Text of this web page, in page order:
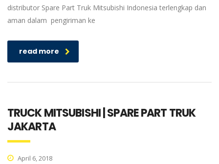
distributor Spare Part Truk Mitsubishi Indonesia terlengkap dan
aman dalam pengiriman ke
read more
TRUCK MITSUBISHI | SPARE PART TRUK
JAKARTA
April 6, 2018